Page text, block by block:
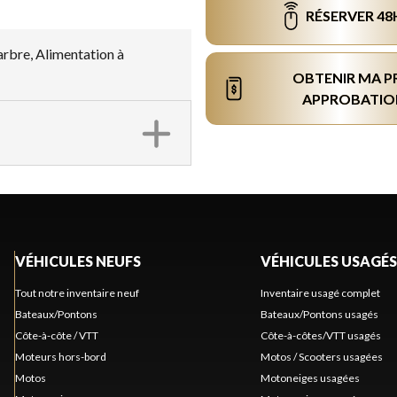
RÉSERVER
OBTENIR MA
Alimentation à
VÉHICULES NEUFS
Tout notre inventaire neuf
Bateaux/Pontons
Côte-à-côte / VTT
Moteurs hors-bord
Motos
VÉHICULES USAGÉS
Inventaire usagé complet
Bateaux/Pontons usagés
Côte-à-côtes/VTT usagés
Motos / Scooters usagées
Motoneiges usagées